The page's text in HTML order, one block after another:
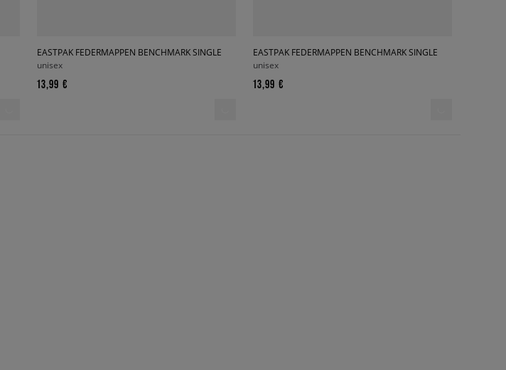
EASTPAK FEDERMAPPEN BENCHMARK SINGLE
unisex
13,99 €
EASTPAK FEDERMAPPEN BENCHMARK SINGLE
unisex
13,99 €